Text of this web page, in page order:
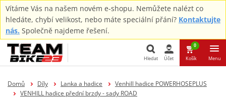
Vítáme Vás na našem novém e-shopu. Nemůžete nalézt co
hledáte, chybí velikost, nebo máte speciální přání? Kontaktujte
nás. Společně najdeme řešení.
Hledat
Hledat Účet
0
Košík Menu
Domů Díly Lanka a hadice
Venhill hadice POWERHOSEPLUS
VENHILL hadice přední brzdy - sady ROAD